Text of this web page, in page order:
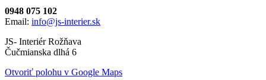
0948 075 102
Email: info@js-interier.sk
JS- Interiér Rožňava
Čučmianska dlhá 6
Otvoriť polohu v Google Maps